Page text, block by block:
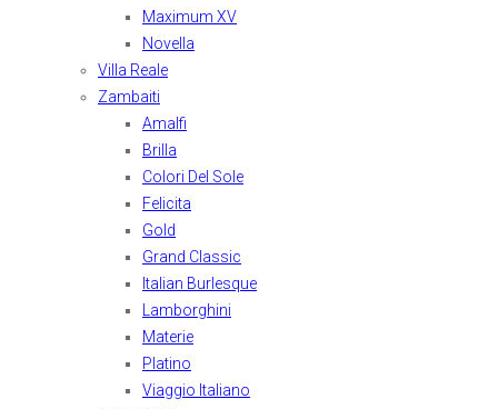
Maximum XV
Novella
Villa Reale
Zambaiti
Amalfi
Brilla
Colori Del Sole
Felicita
Gold
Grand Classic
Italian Burlesque
Lamborghini
Materie
Platino
Viaggio Italiano